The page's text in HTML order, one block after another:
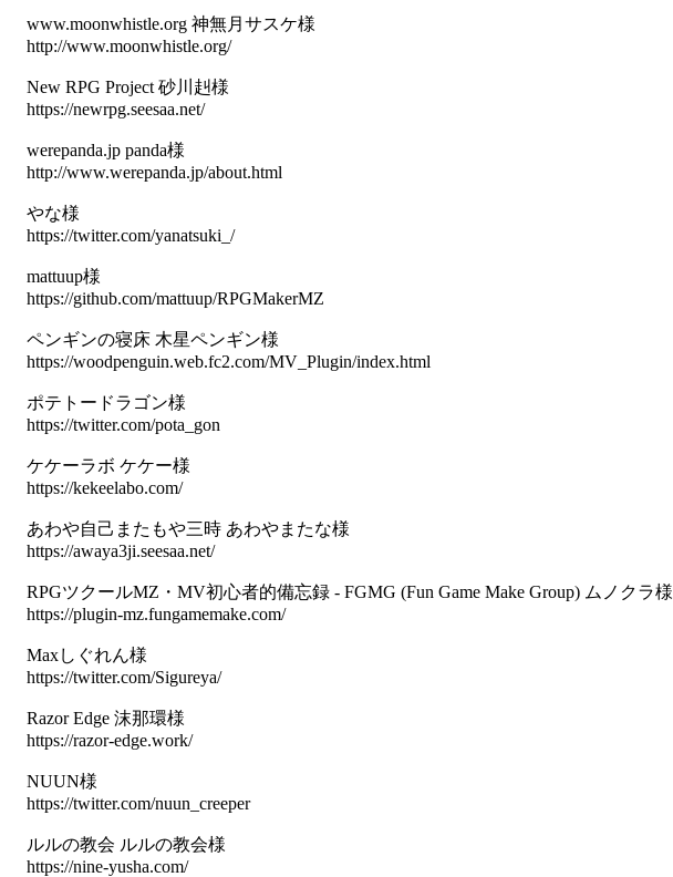
www.moonwhistle.org 神無月サスケ様
http://www.moonwhistle.org/
New RPG Project 砂川赳様
https://newrpg.seesaa.net/
werepanda.jp panda様
http://www.werepanda.jp/about.html
やな様
https://twitter.com/yanatsuki_/
mattuup様
https://github.com/mattuup/RPGMakerMZ
ペンギンの寝床 木星ペンギン様
https://woodpenguin.web.fc2.com/MV_Plugin/index.html
ポテトードラゴン様
https://twitter.com/pota_gon
ケケーラボ ケケー様
https://kekeelabo.com/
あわや自己またもや三時 あわやまたな様
https://awaya3ji.seesaa.net/
RPGツクールMZ・MV初心者的備忘録 - FGMG (Fun Game Make Group) ムノクラ様
https://plugin-mz.fungamemake.com/
Maxしぐれん様
https://twitter.com/Sigureya/
Razor Edge 沫那環様
https://razor-edge.work/
NUUN様
https://twitter.com/nuun_creeper
ルルの教会 ルルの教会様
https://nine-yusha.com/